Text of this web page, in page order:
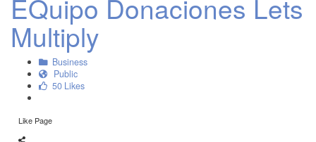
EQuipo Donaciones Lets
Multiply
Business
Public
50 Likes
Like Page